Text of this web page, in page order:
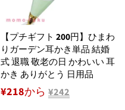
【プチギフト 200円】ひまわ
りガーデン耳かき単品 結婚
式 退職 敬老の日 かわいい 耳
かき ありがとう 日用品
¥218から ¥242